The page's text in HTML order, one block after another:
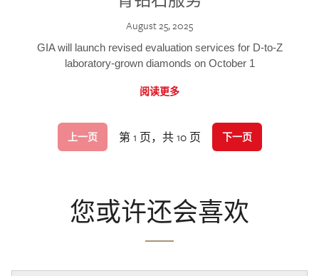
August 25, 2025
GIA will launch revised evaluation services for D-to-Z
laboratory-grown diamonds on October 1
阅读更多
上一页 第 1 页，共 10 页 下一页
您或许还会喜欢